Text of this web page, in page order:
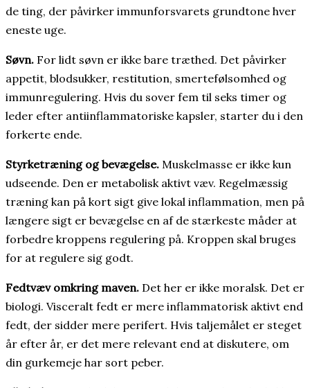
de ting, der påvirker immunforsvarets grundtone hver
eneste uge.
Søvn. For lidt søvn er ikke bare træthed. Det påvirker
appetit, blodsukker, restitution, smertefølsomhed og
immunregulering. Hvis du sover fem til seks timer og
leder efter antiinflammatoriske kapsler, starter du i den
forkerte ende.
Styrketræning og bevægelse. Muskelmasse er ikke kun
udseende. Den er metabolisk aktivt væv. Regelmæssig
træning kan på kort sigt give lokal inflammation, men på
længere sigt er bevægelse en af de stærkeste måder at
forbedre kroppens regulering på. Kroppen skal bruges
for at regulere sig godt.
Fedtvæv omkring maven. Det her er ikke moralsk. Det er
biologi. Visceralt fedt er mere inflammatorisk aktivt end
fedt, der sidder mere perifert. Hvis taljemålet er steget
år efter år, er det mere relevant end at diskutere, om
din gurkemeje har sort peber.